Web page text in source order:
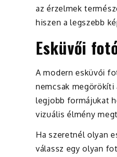
az érzelmek
hiszen a legszebb
Esküvői
A modern esküvői
nemcsak megörökíti
legjobb formájukat
vizuális élmény
Ha szeretnél olyan
válassz egy olyan